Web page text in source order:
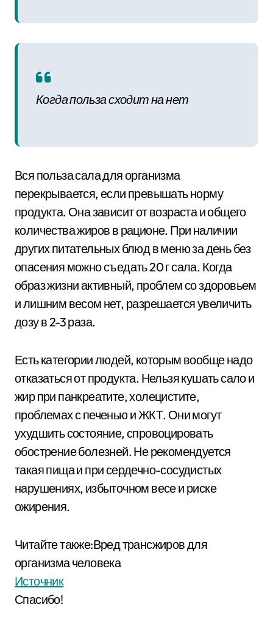
Когда польза сходит на нет
Вся польза сала для организма
перекрывается, если превышать норму
продукта. Она зависит от возраста и общего
количества жиров в рационе. При наличии
других питательных блюд в меню за день без
опасения можно съедать 20 г сала. Когда
образ жизни активный, проблем со здоровьем
и лишним весом нет, разрешается увеличить
дозу в 2-3 раза.
Есть категории людей, которым вообще надо
отказаться от продукта. Нельзя кушать сало и
жир при панкреатите, холецистите,
проблемах с печенью и ЖКТ. Они могут
ухудшить состояние, спровоцировать
обострение болезней. Не рекомендуется
такая пища и при сердечно-сосудистых
нарушениях, избыточном весе и риске
ожирения.
Читайте также:Вред трансжиров для
организма человека
Источник
Спасибо!